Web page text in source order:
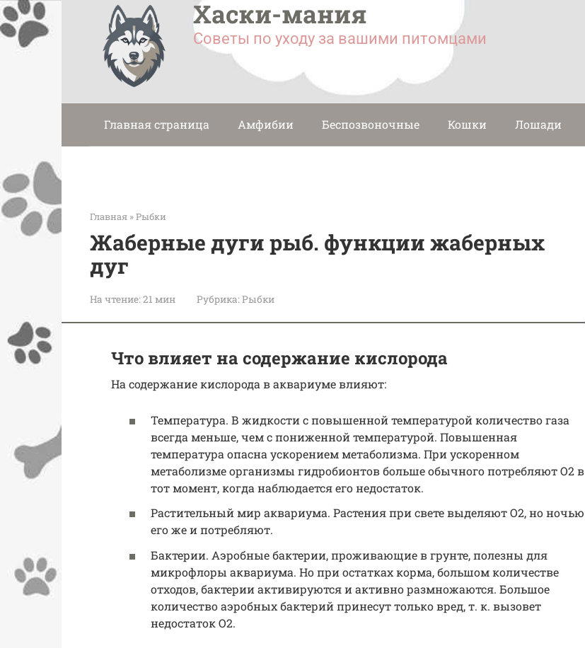
Перейти
к
контенту
Хаски-мания
Советы по уходу за вашими питомцами
Главная страница Амфибии Беспозвоночные Кошки Лошади
Главная »Рыбки
Жаберные дуги рыб. функции жаберных
дуг
На чтение:21 мин Рубрика:Рыбки
Что влияет на содержание кислорода
На содержание кислорода в аквариуме влияют:
Температура. В жидкости с повышенной температурой количество газа
всегда меньше, чем с пониженной температурой. Повышенная
температура опасна ускорением метаболизма. При ускоренном
метаболизме организмы гидробионтов больше обычного потребляют О2 в
тот момент, когда наблюдается его недостаток.
Растительный мир аквариума. Растения при свете выделяют О2, но ночью
его же и потребляют.
Бактерии. Аэробные бактерии, проживающие в грунте, полезны для
микрофлоры аквариума. Но при остатках корма, большом количестве
отходов, бактерии активируются и активно размножаются. Большое
количество аэробных бактерий принесут только вред, т. к. вызовет
недостаток О2.